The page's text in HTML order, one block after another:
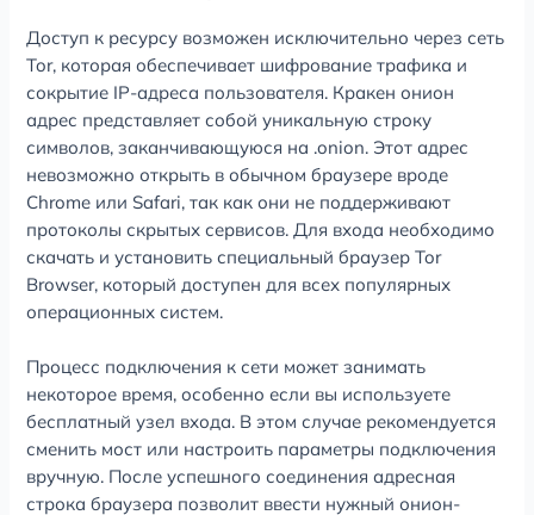
Доступ к ресурсу возможен исключительно через сеть
Tor, которая обеспечивает шифрование трафика и
сокрытие IP-адреса пользователя. Кракен онион
адрес представляет собой уникальную строку
символов, заканчивающуюся на .onion. Этот адрес
невозможно открыть в обычном браузере вроде
Chrome или Safari, так как они не поддерживают
протоколы скрытых сервисов. Для входа необходимо
скачать и установить специальный браузер Tor
Browser, который доступен для всех популярных
операционных систем.
Процесс подключения к сети может занимать
некоторое время, особенно если вы используете
бесплатный узел входа. В этом случае рекомендуется
сменить мост или настроить параметры подключения
вручную. После успешного соединения адресная
строка браузера позволит ввести нужный онион-